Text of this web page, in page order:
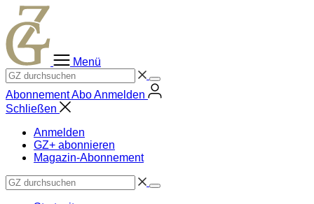
Zum
Inhalt
springen
Menü
AbonnementAboAnmelden
Schließen
Anmelden
GZ+ abonnieren
Magazin-Abonnement